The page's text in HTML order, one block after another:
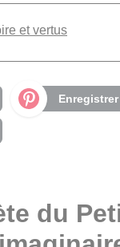
et vertus
Enregistrer
du